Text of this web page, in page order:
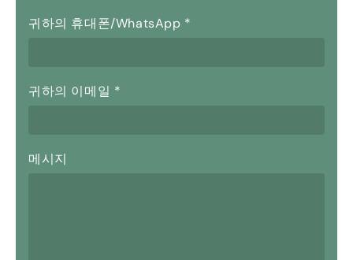
귀하의 휴대폰/WhatsApp *
귀하의 이메일 *
메시지